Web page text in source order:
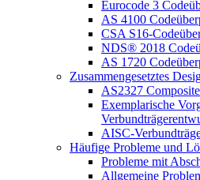
Eurocode 3
AS 4100
CSA S16-
NDS® 2018
AS 1720
Zusammengesetztes
AS2327
Exemplarische
AISC-
Häufige Probleme und
Probleme mit
Allgemeine